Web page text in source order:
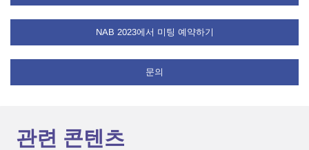
NAB 2023에서 미팅 예약하기
문의
관련 콘텐츠